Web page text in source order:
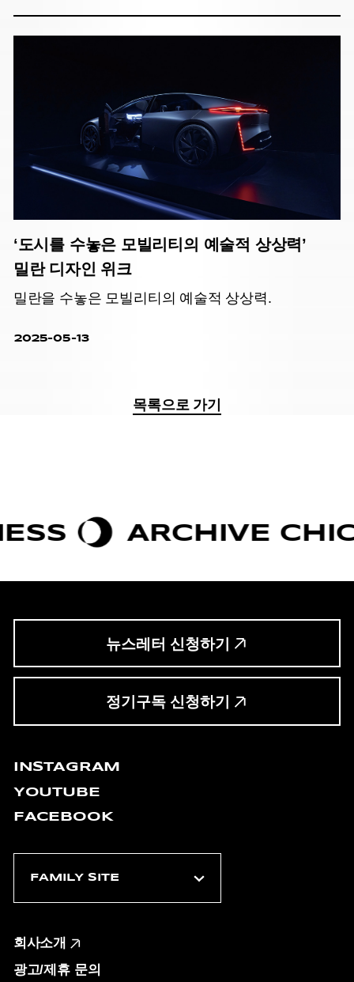
‘도시를 수놓은 모빌리티의 예술적 상상력’
밀란 디자인 위크
밀란을 수놓은 모빌리티의 예술적 상상력.
2025-05-13
목록으로 가기
ARCHIVE CHIC
뉴스레터 신청하기
정기구독 신청하기
INSTAGRAM
YOUTUBE
FACEBOOK
회사소개
광고/제휴 문의